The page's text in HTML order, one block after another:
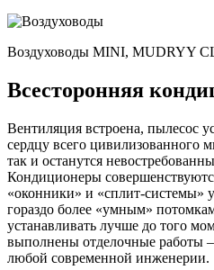
Воздуховоды MINI, MUDRYY
Всесторонняя
Вентиляция встроена, пылесос
сердцу всего цивилизованного
так и останутся
Кондиционеры
«оконники» и «сплит-системы»
гораздо более «умным»
устанавливать лучше до того
выполнены отделочные работы
любой современной инженерии.